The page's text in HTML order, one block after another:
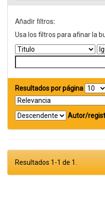
Añadir filtros:
Usa los filtros para afinar la
Resultados por página
Autor/
Resultados 1-1 de 1.